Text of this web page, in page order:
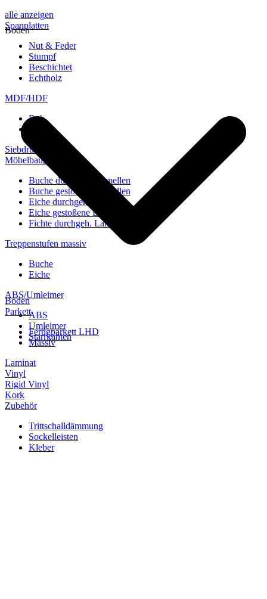
alle anzeigen
Spanplatten
Nut & Feder
Stumpf
Beschichtet
Echtholz
MDF/HDF
Roh
Siebdruckplatten
Möbelbauplatten
Buche durchgeh. Lamellen
Buche gestoßene Lamellen
Eiche durchgeh. Lamellen
Eiche gestoßene Lamellen
Fichte durchgeh. Lamellen
Treppenstufen massiv
Buche
Eiche
ABS/Umleimer
ABS
Umleimer
Starrkanten
Boden
Boden
Parkett
Fertigparkett LHD
Massiv
Laminat
Vinyl
Rigid Vinyl
Kork
Zubehör
Trittschalldämmung
Sockelleisten
Kleber